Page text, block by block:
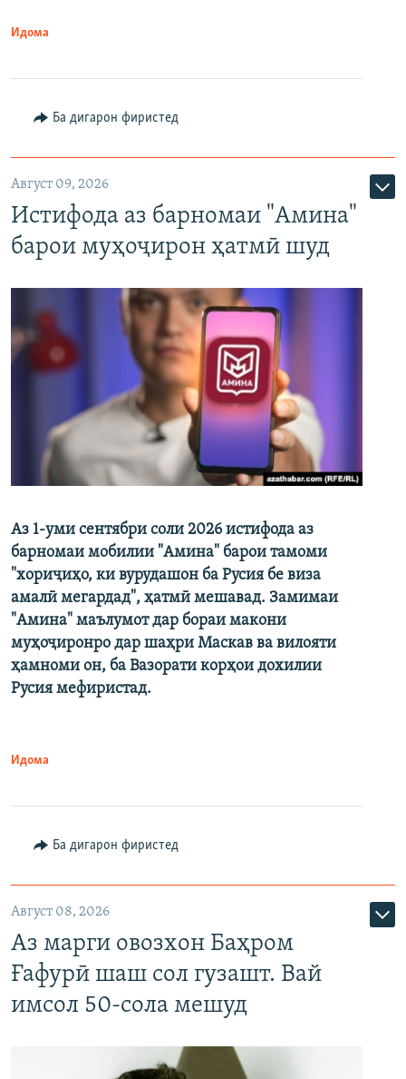
Идома
Ба дигарон фиристед
Август 09, 2026
Истифода аз барномаи "Амина"
барои муҳоҷирон ҳатмӣ шуд
Аз 1-уми сентябри соли 2026 истифода аз
барномаи мобилии "Амина" барои тамоми
"хориҷиҳо, ки вурудашон ба Русия бе виза
амалӣ мегардад", ҳатмӣ мешавад. Замимаи
"Амина" маълумот дар бораи макони
муҳоҷиронро дар шаҳри Маскав ва вилояти
ҳамноми он, ба Вазорати корҳои дохилии
Русия мефиристад.
Идома
Ба дигарон фиристед
Август 08, 2026
Аз марги овозхон Баҳром
Ғафурӣ шаш сол гузашт. Вай
имсол 50-сола мешуд